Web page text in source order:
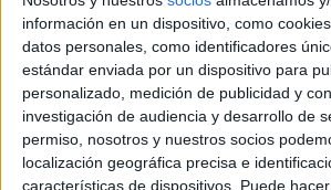
información en un dispositivo, como
datos personales, como identificadores
estándar enviada por un dispositivo para
personalizado, medición de publicidad y
investigación de audiencia y desarrollo de
permiso, nosotros y nuestros socios
localización geográfica precisa e
características de dispositivos. Puede
Yo he oido, y algo tb salio en la tele, pero
se hara.. que nuestra nota solo valdra asi
subimos nota, porque el año que viene
selectividad y plantean quitar las
no lo se si es verdad o como acabara el
Inicio Inicia sesióno regístratepara